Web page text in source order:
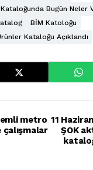
Bugün Neler
BİM Katoloğu
Kataloğu Açıklandı
metro 11
ŞOK